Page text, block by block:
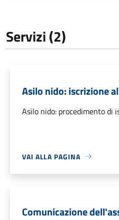
Servizi (2)
Asilo nido: iscrizione
Asilo nido: procedimento di
VAI ALLA PAGINA
Comunicazione